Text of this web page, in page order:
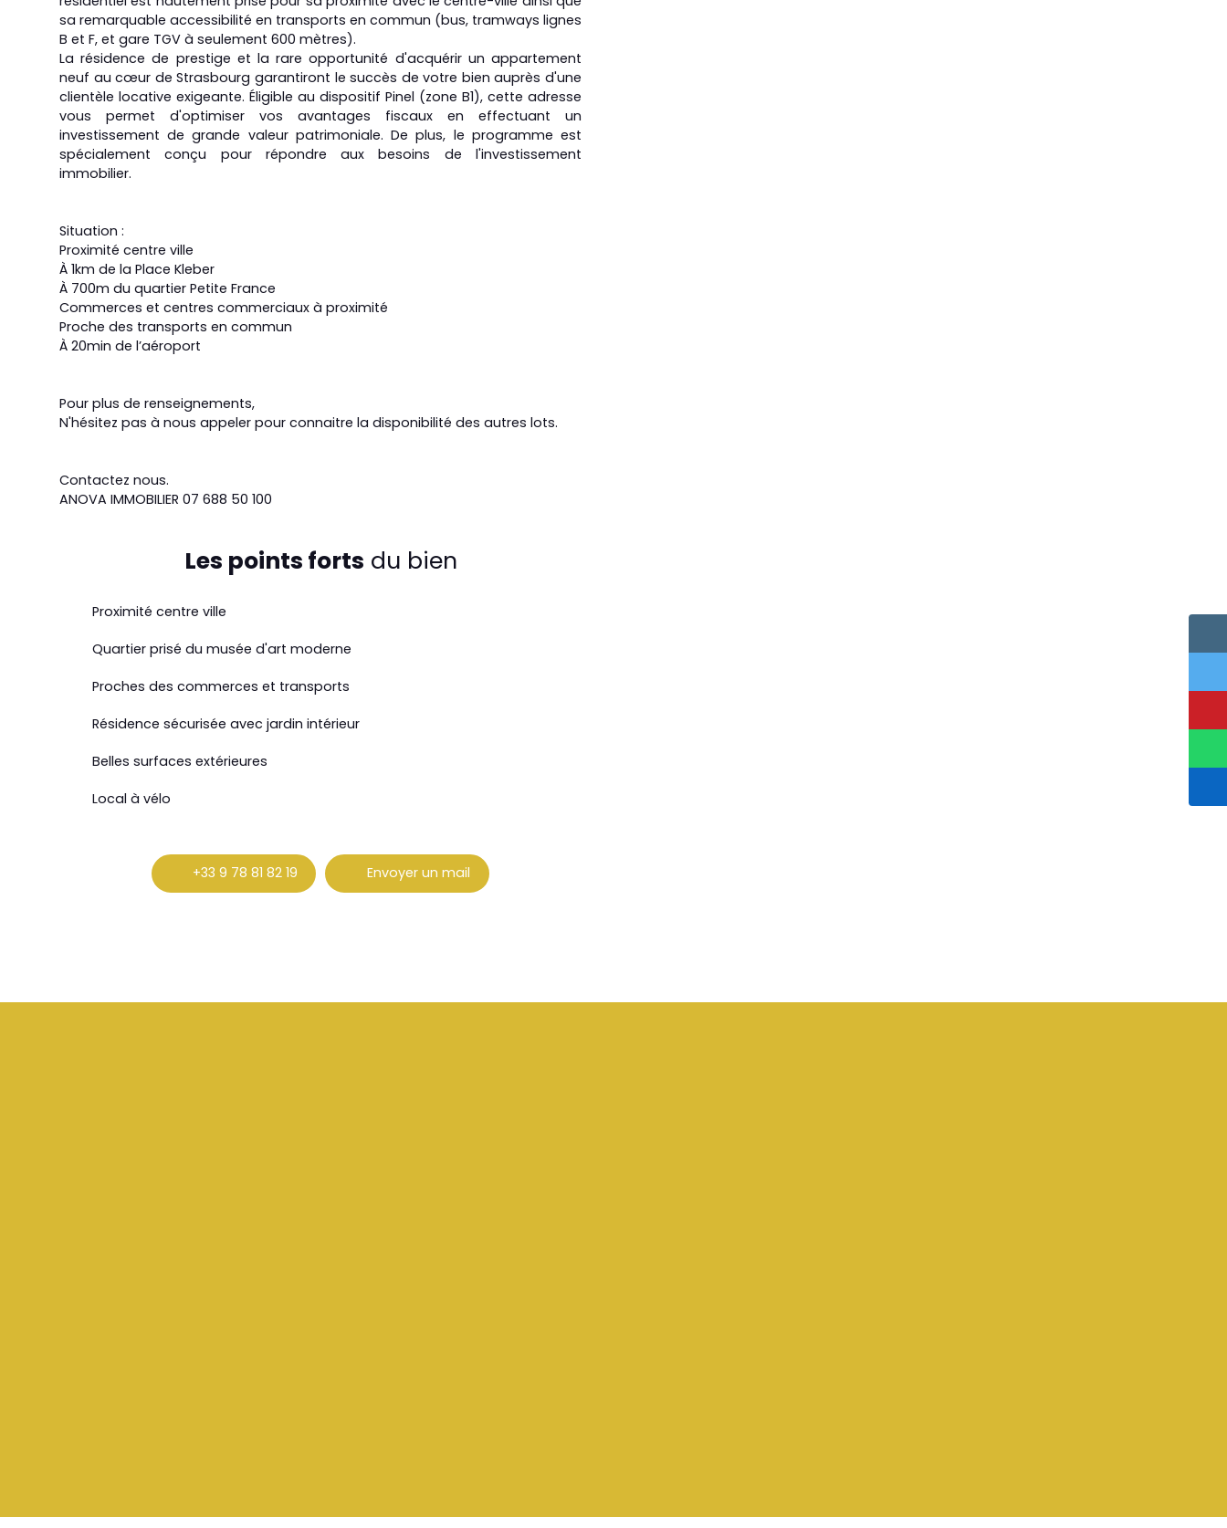
sa remarquable accessibilité en transports en commun (bus, tramways lignes
B et F, et gare TGV à seulement 600 mètres).
La résidence de prestige et la rare opportunité d'acquérir un appartement
neuf au cœur de Strasbourg garantiront le succès de votre bien auprès d'une
clientèle locative exigeante. Éligible au dispositif Pinel (zone B1), cette adresse
vous permet d'optimiser vos avantages fiscaux en effectuant un
investissement de grande valeur patrimoniale. De plus, le programme est
spécialement conçu pour répondre aux besoins de l'investissement
immobilier.
Situation :
Proximité centre ville
À 1km de la Place Kleber
À 700m du quartier Petite France
Commerces et centres commerciaux à proximité
Proche des transports en commun
À 20min de l’aéroport
Pour plus de renseignements,
N'hésitez pas à nous appeler pour connaitre la disponibilité des autres lots.
Contactez nous.
ANOVA IMMOBILIER 07 688 50 100
Les points forts du bien
Proximité centre ville
Quartier prisé du musée d'art moderne
Proches des commerces et transports
Résidence sécurisée avec jardin intérieur
Belles surfaces extérieures
Local à vélo
+33 9 78 81 82 19 Envoyer un mail